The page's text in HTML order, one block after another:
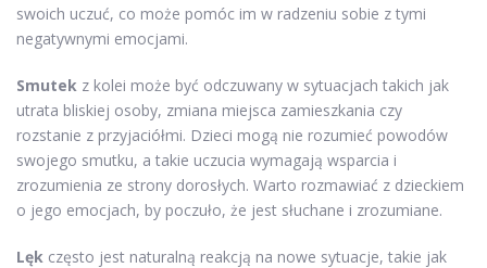
swoich uczuć, co może pomóc im w radzeniu sobie z tymi
negatywnymi emocjami.
Smutek z kolei może być odczuwany w sytuacjach takich jak
utrata bliskiej osoby, zmiana miejsca zamieszkania czy
rozstanie z przyjaciółmi. Dzieci mogą nie rozumieć powodów
swojego smutku, a takie uczucia wymagają wsparcia i
zrozumienia ze strony dorosłych. Warto rozmawiać z dzieckiem
o jego emocjach, by poczuło, że jest słuchane i zrozumiane.
Lęk często jest naturalną reakcją na nowe sytuacje, takie jak